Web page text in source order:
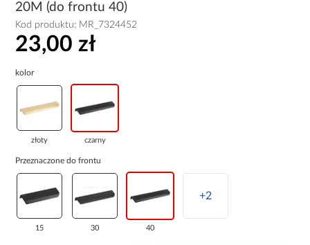
20M (do frontu 40)
Kod produktu: MR_7324452
23,00 zł
kolor
złoty czarny
Przeznaczone do frontu
15 30 40
+2